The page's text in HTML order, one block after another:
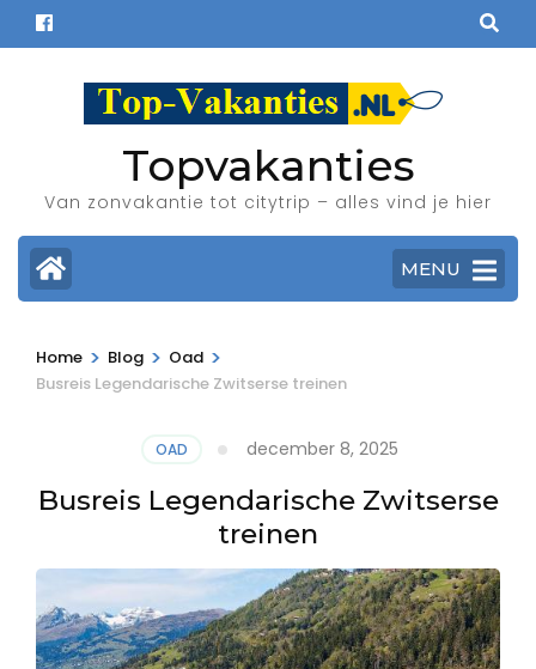
naar
Topvakanties
Van zonvakantie tot citytrip – alles vind je hier
MENU
Home > Blog > Oad >
Busreis Legendarische Zwitserse treinen
OAD december 8, 2025
Busreis Legendarische Zwitserse
treinen